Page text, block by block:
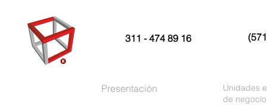
311 - 474 89 16
Presentación
Unidades
de negocio